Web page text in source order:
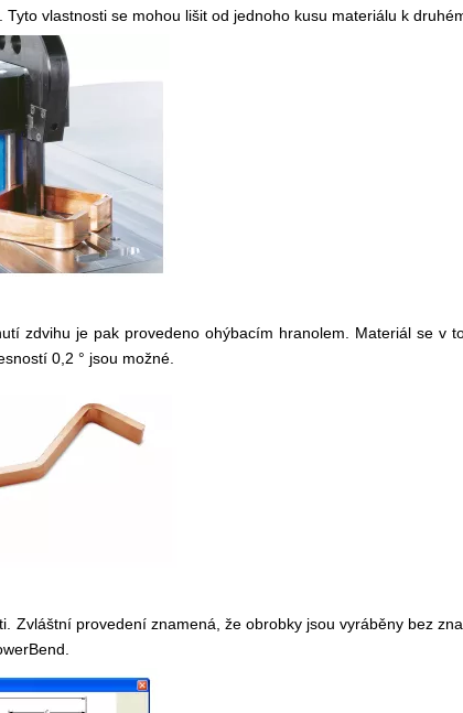
vlastnosti se mohou lišit od jednoho kusu materiálu k
zdvihu je pak provedeno ohýbacím hranolem. Materiál se v
0,2 ° jsou možné.
Zvláštní provedení znamená, že obrobky jsou vyráběny bez